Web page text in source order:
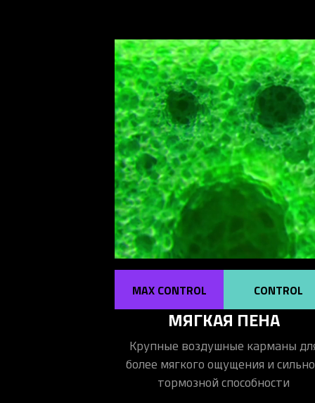
MAX CONTROL CONTROL
МЯГКАЯ ПЕНА
Крупные воздушные карманы
более мягкого ощущения и
тормозной способности